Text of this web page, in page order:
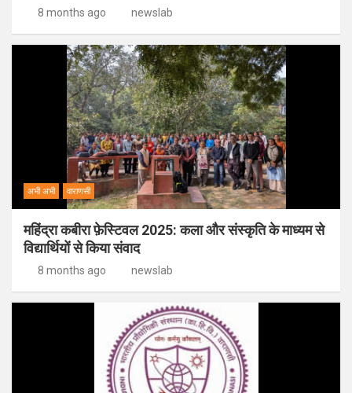
8 months ago newslab
अभी अभी वाराणसी
महिंद्रा कबीरा फ़ेस्टिवल 2025: कला और संस्कृति के माध्यम से
विद्यार्थियों से किया संवाद
8 months ago newslab